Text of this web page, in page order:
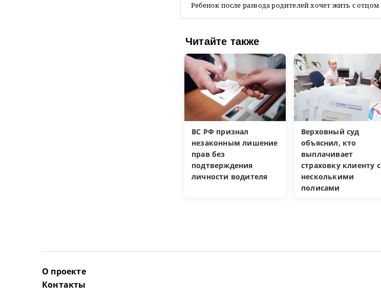
Ребенок после развода родителей хочет жить с отцом
Читайте также
ВС РФ признал
незаконным лишение
прав без
подтверждения
личности водителя
Верховный суд
объяснил, кто
выплачивает
страховку клиенту с
несколькими
полисами
О проекте
Контакты